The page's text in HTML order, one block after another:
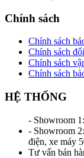
Chính sách
Chính sách
Chính sách
Chính sách
Chính sách
HỆ THỐNG
- Showroom
- Showroom
điện, xe máy
Tư vấn bán